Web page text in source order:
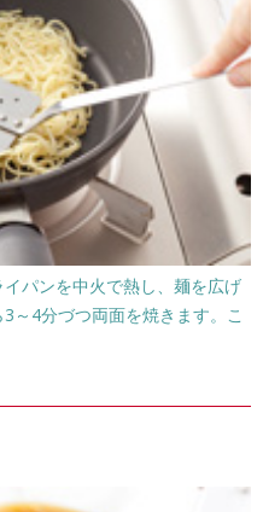
イパンを中火で熱し、麺を広げ
～4分づつ両面を焼きます。こ